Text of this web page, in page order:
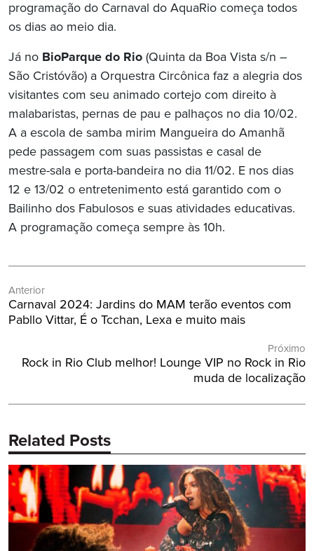
programação do Carnaval do AquaRio começa todos
os dias ao meio dia.
Já no BioParque do Rio (Quinta da Boa Vista s/n –
São Cristóvão) a Orquestra Circônica faz a alegria dos
visitantes com seu animado cortejo com direito à
malabaristas, pernas de pau e palhaços no dia 10/02.
A a escola de samba mirim Mangueira do Amanhã
pede passagem com suas passistas e casal de
mestre-sala e porta-bandeira no dia 11/02. E nos dias
12 e 13/02 o entretenimento está garantido com o
Bailinho dos Fabulosos e suas atividades educativas.
A programação começa sempre às 10h.
de
Post
Anterior
Post
Anterior:
Carnaval 2024: Jardins do MAM terão eventos com
Pabllo Vittar, É o Tcchan, Lexa e muito mais
Próximo
Próximo
Rock in Rio Club melhor! Lounge VIP no Rock in Rio
muda de localização
Related Posts